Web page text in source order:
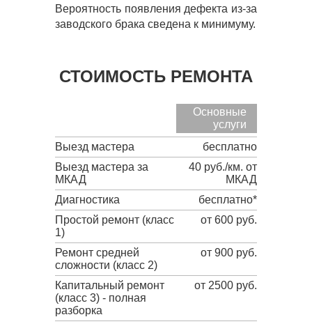
Вероятность появления дефекта из-за
заводского брака сведена к минимуму.
СТОИМОСТЬ РЕМОНТА
Основные
услуги
Выезд мастера
бесплатно
Выезд мастера за
МКАД
40 руб./км. от
МКАД
Диагностика
бесплатно*
Простой ремонт (класс
1)
от 600 руб.
Ремонт средней
сложности (класс 2)
от 900 руб.
Капитальный ремонт
(класс 3) - полная
разборка
от 2500 руб.